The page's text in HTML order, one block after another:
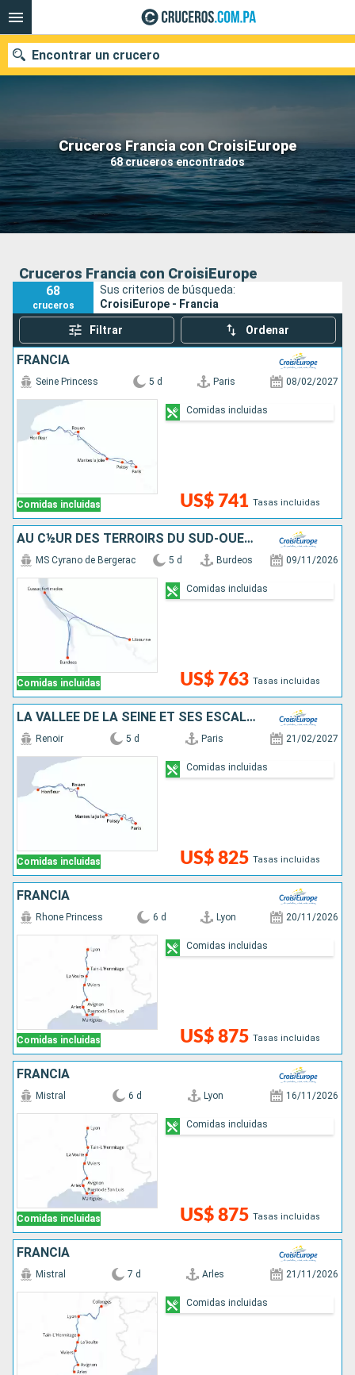
Cruceros Francia con CroisiEurope
68 cruceros encontrados
Encontrar un crucero
Nuestros destinos
Fecha de salida
Puertos Compañías
Cruceros Francia con CroisiEurope
68
cruceros
Sus criterios de búsqueda:
CroisiEurope - Francia
Filtrar Ordenar
FRANCIA
Comidas incluidas
Seine Princess 5 d Paris 08/02/2027
US$ 741 Tasas incluidas
Comidas incluidas
AU C½UR DES TERROIRS DU SUD-OUEST : DE BORDEAUX AUX VIGNES DU MÉDOC
Comidas incluidas
MS Cyrano de Bergerac 5 d Burdeos 09/11/2026
US$ 763 Tasas incluidas
Comidas incluidas
LA VALLÉE DE LA SEINE ET SES ESCALES INCONTOURNABLES
Comidas incluidas
Renoir 5 d Paris 21/02/2027
US$ 825 Tasas incluidas
Comidas incluidas
FRANCIA
Comidas incluidas
Rhone Princess 6 d Lyon 20/11/2026
US$ 875 Tasas incluidas
Comidas incluidas
FRANCIA
Comidas incluidas
Mistral 6 d Lyon 16/11/2026
US$ 875 Tasas incluidas
Comidas incluidas
FRANCIA
Mistral 7 d Arles 21/11/2026
Comidas incluidas